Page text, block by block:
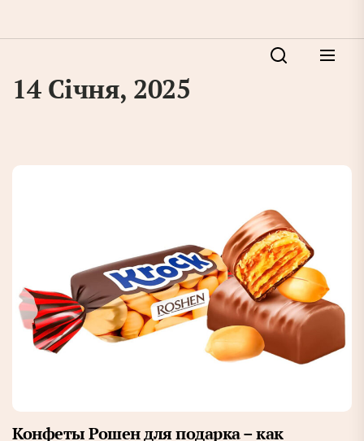
14 Січня, 2025
Конфеты Рошен для подарка – как